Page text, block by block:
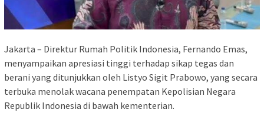
Jakarta – Direktur Rumah Politik Indonesia, Fernando Emas,
menyampaikan apresiasi tinggi terhadap sikap tegas dan
berani yang ditunjukkan oleh Listyo Sigit Prabowo, yang secara
terbuka menolak wacana penempatan Kepolisian Negara
Republik Indonesia di bawah kementerian.